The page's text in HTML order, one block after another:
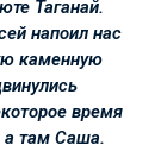
Таганай.
напоил нас
каменную
время
а там Саша.